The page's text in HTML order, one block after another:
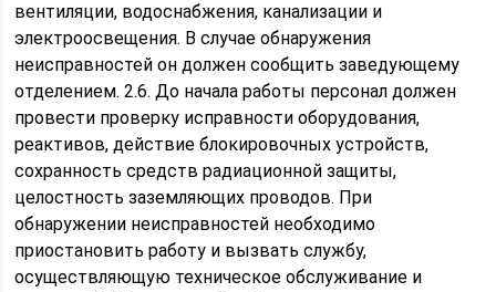
вентиляции, водоснабжения, канализации и
электроосвещения. В случае обнаружения
неисправностей он должен сообщить заведующему
отделением. 2.6. До начала работы персонал должен
провести проверку исправности оборудования,
реактивов, действие блокировочных устройств,
сохранность средств радиационной защиты,
целостность заземляющих проводов. При
обнаружении неисправностей необходимо
приостановить работу и вызвать службу,
осуществляющую техническое обслуживание и